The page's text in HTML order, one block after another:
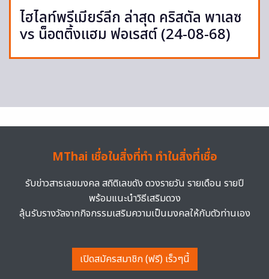
ไฮไลท์พรีเมียร์ลีก ล่าสุด คริสตัล พาเลซ
vs น็อตติ้งแฮม ฟอเรสต์ (24-08-68)
MThai เชื่อในสิ่งที่ทำ ทำในสิ่งที่เชื่อ
รับข่าวสารเลขมงคล สถิติเลขดัง ดวงรายวัน รายเดือน รายปี
พร้อมแนะนำวิธีเสริมดวง
ลุ้นรับรางวัลจากกิจกรรมเสริมความเป็นมงคลให้กับตัวท่านเอง
เปิดสมัครสมาชิก (ฟรี) เร็วๆนี้